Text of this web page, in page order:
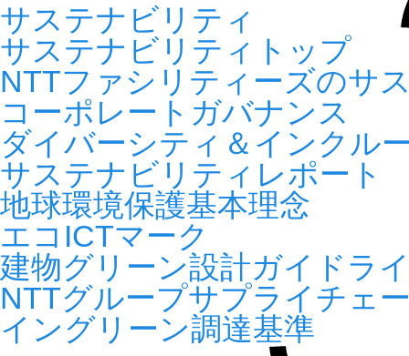
サステナビリティ
サステナビリティトップ
NTTファシリティーズのサ
コーポレートガバナンス
ダイバーシティ＆インクル
サステナビリティレポート
地球環境保護基本理念
エコICTマーク
建物グリーン設計ガイドラ
NTTグループサプライチェ
イングリーン調達基準